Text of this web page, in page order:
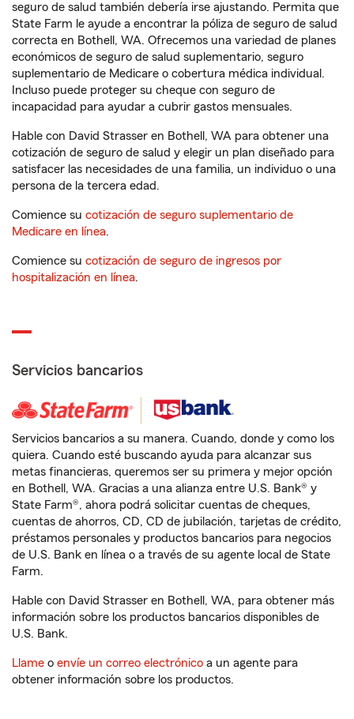
seguro de salud también debería irse ajustando. Permita que
State Farm le ayude a encontrar la póliza de seguro de salud
correcta en Bothell, WA. Ofrecemos una variedad de planes
económicos de seguro de salud suplementario, seguro
suplementario de Medicare o cobertura médica individual.
Incluso puede proteger su cheque con seguro de
incapacidad para ayudar a cubrir gastos mensuales.
Hable con David Strasser en Bothell, WA para obtener una
cotización de seguro de salud y elegir un plan diseñado para
satisfacer las necesidades de una familia, un individuo o una
persona de la tercera edad.
Comience su cotización de seguro suplementario de
Medicare en línea.
Comience su cotización de seguro de ingresos por
hospitalización en línea.
Servicios bancarios
Servicios bancarios a su manera. Cuando, donde y como los
quiera. Cuando esté buscando ayuda para alcanzar sus
metas financieras, queremos ser su primera y mejor opción
en Bothell, WA. Gracias a una alianza entre U.S. Bank® y
State Farm®, ahora podrá solicitar cuentas de cheques,
cuentas de ahorros, CD, CD de jubilación, tarjetas de crédito,
préstamos personales y productos bancarios para negocios
de U.S. Bank en línea o a través de su agente local de State
Farm.
Hable con David Strasser en Bothell, WA, para obtener más
información sobre los productos bancarios disponibles de
U.S. Bank.
Llame o envíe un correo electrónico a un agente para
obtener información sobre los productos.